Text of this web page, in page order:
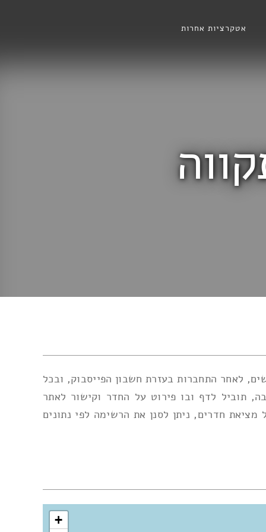
אטקרציות אחרות
לאחר התחברות בעזרת חשבון הפייסבוק, ובכל
תוביל לדף ובו פירוט על החדר וקישור לאתר
חדרים, ניתן לסנן את הרשימה לפי נתונים
+